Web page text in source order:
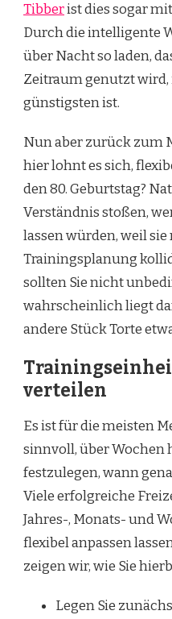
Tibberist dies sogar
Durch die intelligente
über Nacht so laden,
Zeitraum genutzt
günstigsten ist.
Nun aber zurück zum
hier lohnt es sich,
den 80. Geburtstag?
Verständnis stoßen,
lassen würden, weil
Trainingsplanung
sollten Sie nicht
wahrscheinlich liegt
andere Stück Torte
verteilen
Es ist für die meisten
sinnvoll, über Wochen
festzulegen, wann
Viele erfolgreiche
Jahres-, Monats- und
flexibel anpassen
zeigen wir, wie Sie
Legen Sie